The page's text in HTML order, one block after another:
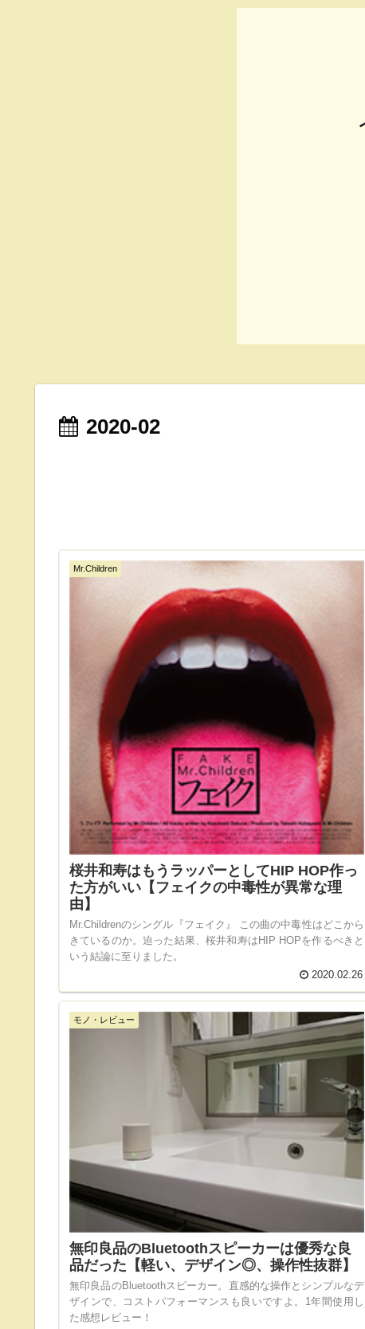
2020-02
Mr.Children
桜井和寿はもうラッパーとしてHIP HOP作っ
た方がいい【フェイクの中毒性が異常な理
由】
Mr.Childrenのシングル『フェイク』 この曲の中毒性はどこから
きているのか。迫った結果、桜井和寿はHIP HOPを作るべきと
いう結論に至りました。
2020.02.26
モノ・レビュー
無印良品のBluetoothスピーカーは優秀な良
品だった【軽い、デザイン◎、操作性抜群】
無印良品のBluetoothスピーカー。直感的な操作とシンプルなデ
ザインで、コストパフォーマンスも良いですよ。1年間使用し
た感想レビュー！